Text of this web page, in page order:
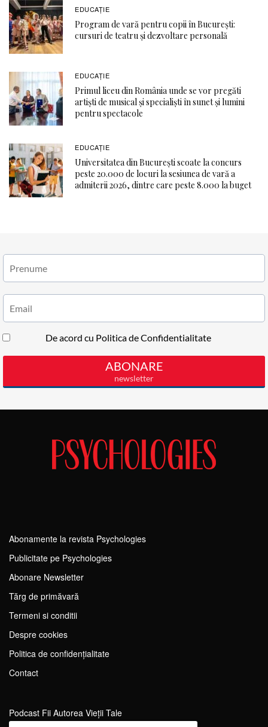
EDUCAŢIE
Program de vară pentru copii în București:
cursuri de teatru și dezvoltare personală
EDUCAŢIE
Primul liceu din România unde se vor pregăti
artiști de musical și specialiști în sunet și lumini
pentru spectacole
EDUCAŢIE
Universitatea din București scoate la concurs
peste 20.000 de locuri la sesiunea de vară a
admiterii 2026, dintre care peste 8.000 la buget
Abonamente la revista Psychologies
Publicitate pe Psychologies
Abonare Newsletter
Tărg de primăvară
Termeni si conditii
Despre cookies
Politica de confidențialitate
Contact
Podcast Fii Autorea Vieții Tale